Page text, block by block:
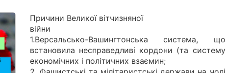
Причини Великої вітчизняної
війни
1.Версальсько-Вашингтонська система, що
встановила несправедливі кордони (та систему
економічних і політичних взаємин;